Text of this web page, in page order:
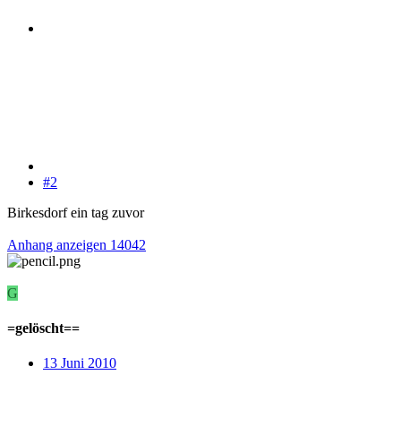
#2
Birkesdorf ein tag zuvor
Anhang anzeigen 14042
G
=gelöscht==
13 Juni 2010